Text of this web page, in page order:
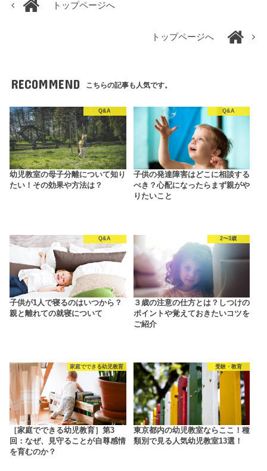
トップページへ
トップページへ
RECOMMEND こちらの記事も人気です。
Q&A
幼児教室の母子分離について知り
たい！その効果や方法は？
Q&A
子供の発達障害はどこに相談する
べき？心配になったらまず親がや
りたいこと
Q&A
子供が1人で寝るのはいつから？
親と離れての就寝について
2〜3歳
３歳の注意の仕方とは？しつけの
ポイントや覚えておきたいコツを
ご紹介
家庭でできる幼児教育
［家庭でできる幼児教育］第3
回：なぜ、見守ることが自尊感情
を育むのか？
受験・教育
東京都内の幼児教室ならここ！種
類別で見る人気幼児教室13選！